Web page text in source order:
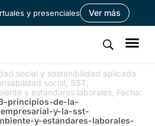
y presenciales Ver más
social y sostenibilidad aplicada
social, SST,
y estándares laborales, Fecha:
principios-de-la-
y-la-sst-
y-estandares-laborales-